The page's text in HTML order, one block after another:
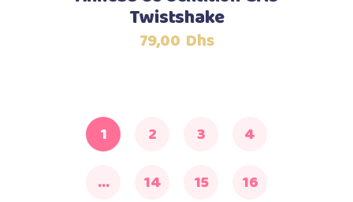
Twistshake
79,00 Dhs
1 2 3
4
…
14 15 16